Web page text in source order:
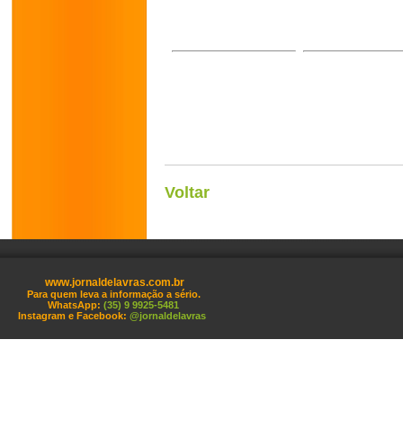
Voltar
www.jornaldelavras.com.br
Para quem leva a informação a sério.
WhatsApp: (35) 9 9925-5481
Instagram e Facebook: @jornaldelavras